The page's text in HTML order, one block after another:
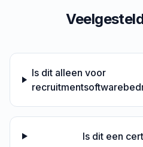
Is dit alleen voor
Is dit een